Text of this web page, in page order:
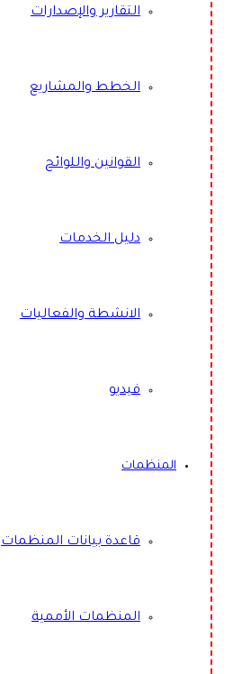
التقارير والإصدارات
الخطط والمشاريع
القوانين واللوائح
دليل الخدمات
الانشطة والفعاليات
فيديو
المنظمات
قاعدة بيانات المنظمات
المنظمات الأممية